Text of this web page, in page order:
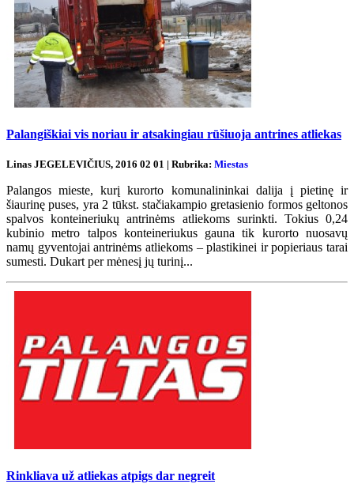
Palangiškiai vis noriau ir atsakingiau rūšiuoja antrines atliekas
Linas JEGELEVIČIUS, 2016 02 01 | Rubrika: Miestas
Palangos mieste, kurį kurorto komunalininkai dalija į pietinę ir
šiaurinę puses, yra 2 tūkst. stačiakampio gretasienio formos geltonos
spalvos konteineriukų antrinėms atliekoms surinkti. Tokius 0,24
kubinio metro talpos konteineriukus gauna tik kurorto nuosavų
namų gyventojai antrinėms atliekoms – plastikinei ir popieriaus tarai
sumesti. Dukart per mėnesį jų turinį...
Rinkliava už atliekas atpigs dar negreit